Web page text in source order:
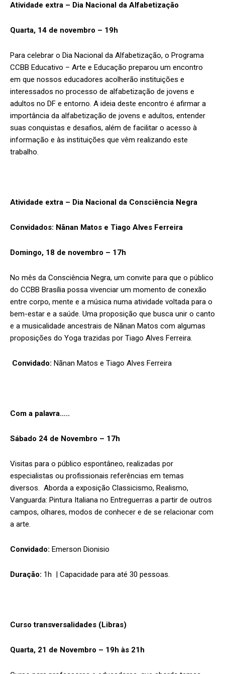
Atividade extra – Dia Nacional da Alfabetização
Quarta, 14 de novembro – 19h
Para celebrar o Dia Nacional da Alfabetização, o Programa
CCBB Educativo – Arte e Educação preparou um encontro
em que nossos educadores acolherão instituições e
interessados no processo de alfabetização de jovens e
adultos no DF e entorno. A ideia deste encontro é afirmar a
importância da alfabetização de jovens e adultos, entender
suas conquistas e desafios, além de facilitar o acesso à
informação e às instituições que vêm realizando este
trabalho.
Atividade extra – Dia Nacional da Consciência Negra
Convidados: Nãnan Matos e Tiago Alves Ferreira
Domingo, 18 de novembro – 17h
No mês da Consciência Negra, um convite para que o público
do CCBB Brasília possa vivenciar um momento de conexão
entre corpo, mente e a música numa atividade voltada para o
bem-estar e a saúde. Uma proposição que busca unir o canto
e a musicalidade ancestrais de Nãnan Matos com algumas
proposições do Yoga trazidas por Tiago Alves Ferreira.
Convidado: Nãnan Matos e Tiago Alves Ferreira
Com a palavra…..
Sábado 24 de Novembro – 17h
Visitas para o público espontâneo, realizadas por
especialistas ou profissionais referências em temas
diversos. Aborda a exposição Classicismo, Realismo,
Vanguarda: Pintura Italiana no Entreguerras a partir de outros
campos, olhares, modos de conhecer e de se relacionar com
a arte.
Convidado: Emerson Dionisio
Duração: 1h | Capacidade para até 30 pessoas.
Curso transversalidades (Libras)
Quarta, 21 de Novembro – 19h às 21h